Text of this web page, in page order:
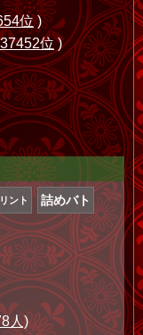
位)
37452位)
ント 詰めバト
人)